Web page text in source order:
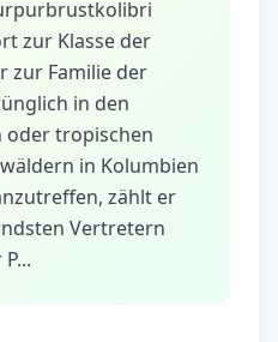
zur Klasse der
zur Familie der
in den
tropischen
in Kolumbien
zählt er
Vertretern